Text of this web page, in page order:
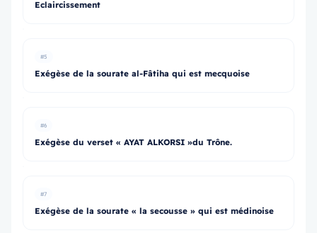
Eclaircissement
#5
Exégèse de la sourate al-Fâtiha qui est mecquoise
#6
Exégèse du verset « AYAT ALKORSI »du Trône.
#7
Exégèse de la sourate « la secousse » qui est médinoise